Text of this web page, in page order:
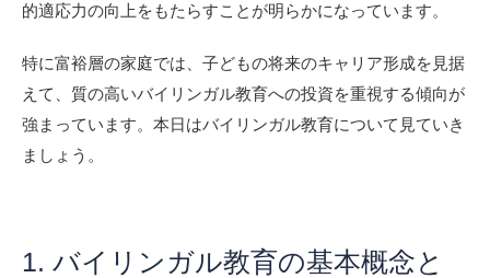
的適応力の向上をもたらすことが明らかになっています。
特に富裕層の家庭では、子どもの将来のキャリア形成を見据
えて、質の高いバイリンガル教育への投資を重視する傾向が
強まっています。本日はバイリンガル教育について見ていき
ましょう。
1. バイリンガル教育の基本概念と